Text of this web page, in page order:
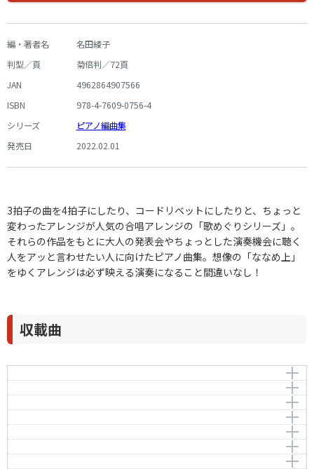
編・著者名
名田綾子
判型／頁
菊倍判／72頁
JAN
4962864907566
ISBN
978-4-7609-0756-4
シリーズ
ピアノ編曲集
発売日
2022.02.01
3拍子の曲を4拍子にしたり、コードリベットにしたりと、ちょっと
変わったアレンジが人気の合唱アレンジの「歌めぐりシリーズ」。
それらの作品をもとに大人の発表会やちょっとした演奏機会に聴く
人をアッと言わせたい人に向けたピアノ曲集。想像の「ななめ上」
をゆくアレンジは必ず映える演奏になること間違いなし！
収載曲
夏は来ぬ
作曲者：小山 作之助
Koyama，Sakunosuke
編曲者：名田綾子
夏の思い出
Memories of Summer (Natsu no Omoide)
作曲者：中田喜直
Nakada，Yoshinao
編曲者：名田綾子
ワルティング・マチルダ
作曲者：C.マクファーソン
-
編曲者：名田綾子
線路は続くよどこまでも
作曲者：-
Traditional
ラ・クンパルシータ
La Cumparsita
チェチェコリ